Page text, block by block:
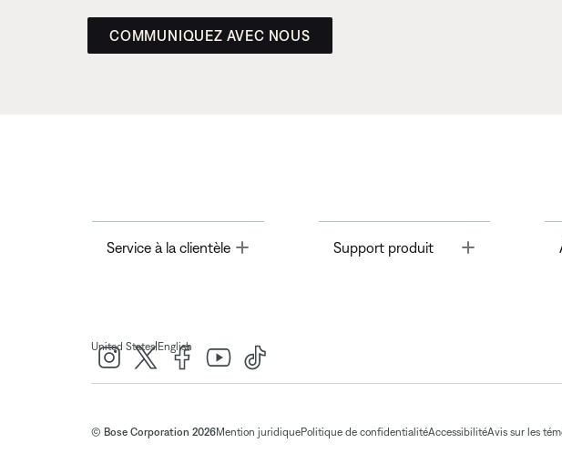
COMMUNIQUEZ AVEC NOUS
Service à la clientèle Toggle Support produit
United States| English
© Bose Corporation 2026Mention juridiquePolitique de confidentialitéAccessibilitéAvis sur les